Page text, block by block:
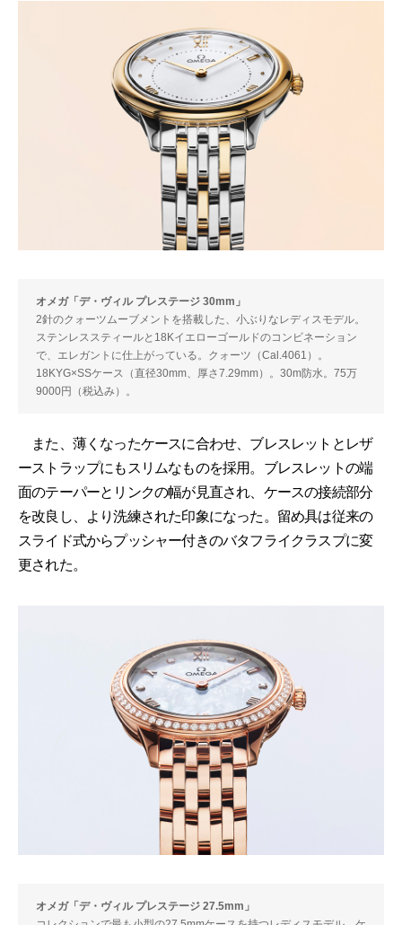
オメガ「デ・ヴィル プレステージ 30mm」
2針のクォーツムーブメントを搭載した、小ぶりなレディスモデル。
ステンレススティールと18Kイエローゴールドのコンビネーション
で、エレガントに仕上がっている。クォーツ（Cal.4061）。
18KYG×SSケース（直径30mm、厚さ7.29mm）。30m防水。75万
9000円（税込み）。
また、薄くなったケースに合わせ、ブレスレットとレザ
ーストラップにもスリムなものを採用。ブレスレットの端
面のテーパーとリンクの幅が見直され、ケースの接続部分
を改良し、より洗練された印象になった。留め具は従来の
スライド式からプッシャー付きのバタフライクラスプに変
更された。
オメガ「デ・ヴィル プレステージ 27.5mm」